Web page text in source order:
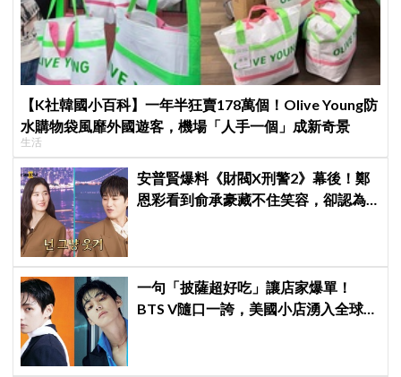
【K社韓國小百科】一年半狂賣178萬個！Olive Young防
水購物袋風靡外國遊客，機場「人手一個」成新奇景
生活
安普賢爆料《財閥X刑警2》幕後！鄭
恩彩看到俞承豪藏不住笑容，卻認為
一句「披薩超好吃」讓店家爆單！
BTS V隨口一誇，美國小店湧入全球